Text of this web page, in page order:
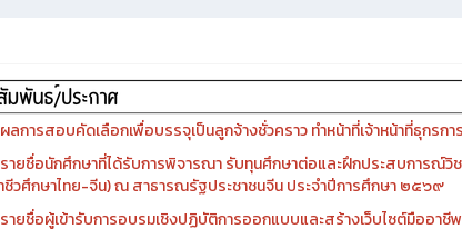
ผลการสอบคัดเลือกเพื่อบรรจุเป็นลูกจ้างชั่วคราว ทำหน้าที่เจ้าหน้าที่ธุกรการ